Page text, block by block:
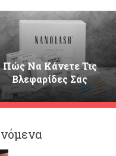
Πώς Να Κάνετε Τις
Βλεφαρίδες Σας
Πιο Πυκνές
Καμπυλωτές Στο Σπίτι;
Είναι Η Λύση!